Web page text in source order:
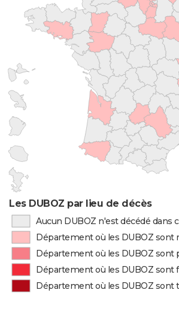
Les DUBOZ par lieu de décès
Aucun DUBOZ n'est décédé dans
Département où les DUBOZ sont
Département où les DUBOZ sont
Département où les DUBOZ
Département où les DUBOZ